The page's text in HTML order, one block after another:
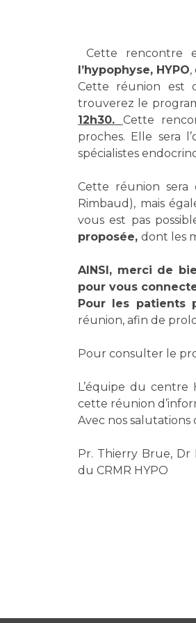
Salon des familles
Transports sanitaires
Vos droits, vos devoirs
Cette rencontre
l’hypophyse, HYPO,
Cette réunion est
trouverez le
12h30. Cette
proches. Elle sera
spécialistes
Cette réunion sera
Rimbaud), mais
vous est pas
proposée, dont les
AINSI, merci de
pour vous
Pour les patients
réunion, afin de
Pour consulter le
L’équipe du
cette réunion
Avec nos salutations
Pr. Thierry Brue, Dr
du CRMR HYPO